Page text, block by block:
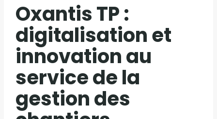
Oxantis TP :
digitalisation et
innovation au
service de la
gestion des